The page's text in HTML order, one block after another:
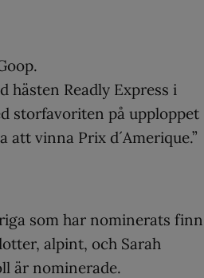
hästen Readly Express i
storfavoriten på upploppet
vinna Prix d´Amerique.”
som har nominerats
alpint, och Sarah
är nominerade.